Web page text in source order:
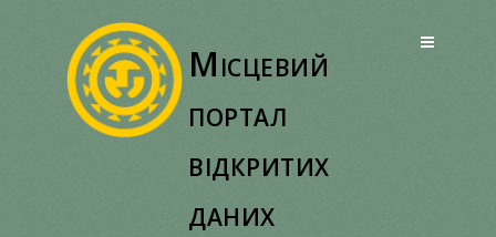
Місцевий
портал
відкритих
даних